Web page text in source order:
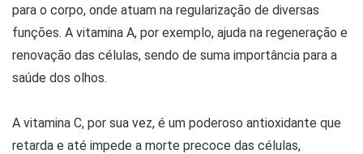
para o corpo, onde atuam na regularização de diversas
funções. A vitamina A, por exemplo, ajuda na regeneração e
renovação das células, sendo de suma importância para a
saúde dos olhos.
A vitamina C, por sua vez, é um poderoso antioxidante que
retarda e até impede a morte precoce das células,